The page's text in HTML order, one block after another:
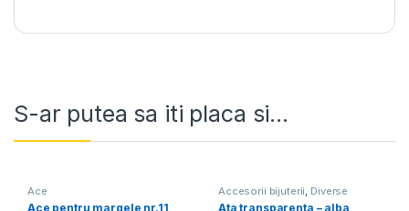
S-ar putea sa iti placa si...
Ace
Ace pentru margele nr.11
Accesorii bijuterii, Diverse
Ata transparenta – alba